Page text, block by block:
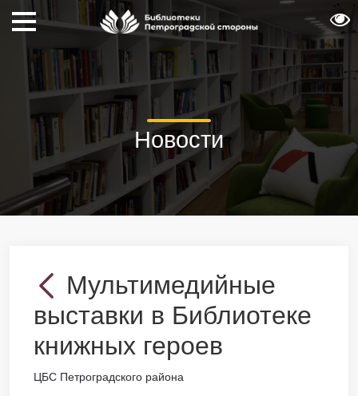
Новости
Мультимедийные
выставки в Библиотеке
книжных героев
ЦБС Петроградского района